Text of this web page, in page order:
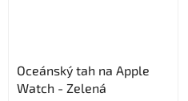
Oceánský tah na Apple
Watch - Zelená